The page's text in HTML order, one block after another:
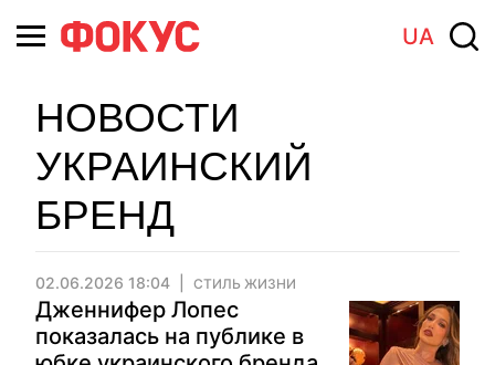
UA
НОВОСТИ
УКРАИНСКИЙ
БРЕНД
02.06.2026 18:04 СТИЛЬ ЖИЗНИ
Дженнифер Лопес
показалась на публике в